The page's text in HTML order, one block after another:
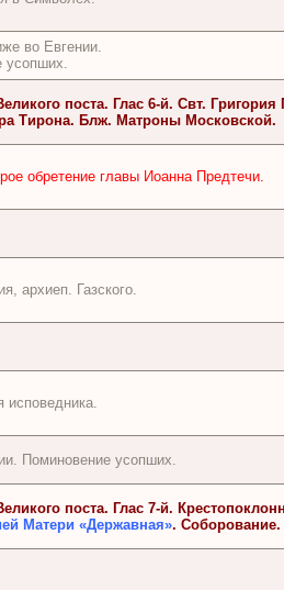
во Евгении.
усопших.
поста. Глас 6-й. Свт.
Тирона. Блж. Матроны Московской.
обретение главы Иоанна Предтечи.
архиеп. Газского.
Поминовение усопших.
поста. Глас 7-й.
Матери «Державная».Соборование.